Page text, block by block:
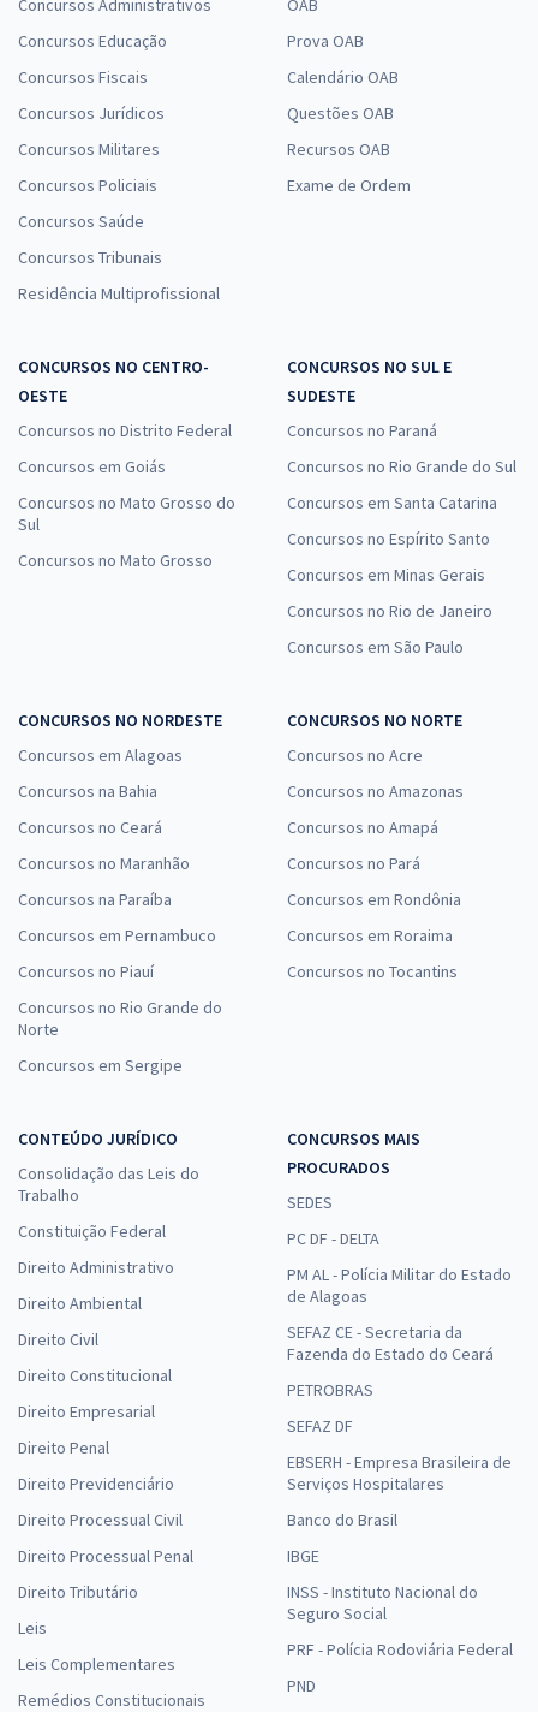
Senado Federal - Consultor Legislativo - Assessoramento
Legislativo - Direito Constitucional, Administrativo, Eleitoral e
Processo Legislativo
33,99
Economize R$ 101,96 (-20%)
à vista
R$32,65
Economize R$ 97,96 (-20%)
Comprar
Senado Federal - Conhecimentos Específicos para Consultor
Legislativo - Assessoramento Legislativo - Direito Constitucional,
Administrativo, Eleitoral e Processo Legislativo
Economize R$ 59,96 (-20%)
Concursos Administrativos
Concursos Educação
Concursos Fiscais
Concursos Jurídicos
Concursos Militares
Concursos Policiais
Concursos Saúde
Concursos Tribunais
Residência Multiprofissional
OAB
Prova OAB
Calendário OAB
Questões OAB
Recursos OAB
Exame de Ordem
CONCURSOS NO CENTRO-
OESTE
Concursos no Distrito Federal
Concursos em Goiás
Concursos no Mato Grosso do
Sul
Concursos no Mato Grosso
CONCURSOS NO SUL E
SUDESTE
Concursos no Paraná
Concursos no Rio Grande do Sul
Concursos em Santa Catarina
Concursos no Espírito Santo
Concursos em Minas Gerais
Concursos no Rio de Janeiro
Concursos em São Paulo
CONCURSOS NO NORDESTE
Concursos em Alagoas
Concursos na Bahia
Concursos no Ceará
Concursos no Maranhão
Concursos na Paraíba
Concursos em Pernambuco
Concursos no Piauí
Concursos no Rio Grande do
Norte
Concursos em Sergipe
CONCURSOS NO NORTE
Concursos no Acre
Concursos no Amazonas
Concursos no Amapá
Concursos no Pará
Concursos em Rondônia
Concursos em Roraima
Concursos no Tocantins
CONTEÚDO JURÍDICO
Consolidação das Leis do
Trabalho
Constituição Federal
Direito Administrativo
Direito Ambiental
Direito Civil
Direito Constitucional
Direito Empresarial
Direito Penal
Direito Previdenciário
Direito Processual Civil
Direito Processual Penal
Direito Tributário
Leis
Leis Complementares
Remédios Constitucionais
CONCURSOS MAIS
PROCURADOS
SEDES
PC DF - DELTA
PM AL - Polícia Militar do Estado
de Alagoas
SEFAZ CE - Secretaria da
Fazenda do Estado do Ceará
PETROBRAS
SEFAZ DF
EBSERH - Empresa Brasileira de
Serviços Hospitalares
Banco do Brasil
IBGE
INSS - Instituto Nacional do
Seguro Social
PRF - Polícia Rodoviária Federal
PND